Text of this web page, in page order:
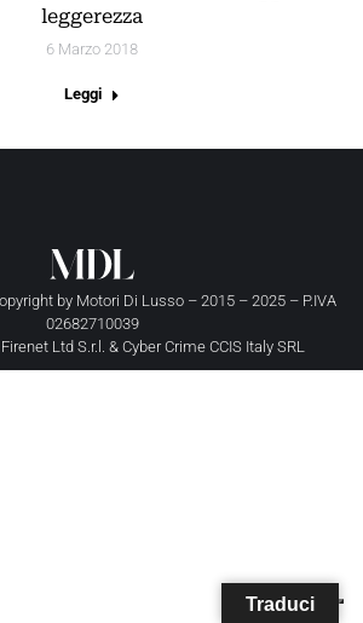
leggerezza
6 Marzo 2018
Leggi
by Motori Di Lusso– 2015 – 2025 – P.IVA
02682710039
Firenet Ltd S.r.l. & Cyber Crime CCIS Italy SRL
Traduci